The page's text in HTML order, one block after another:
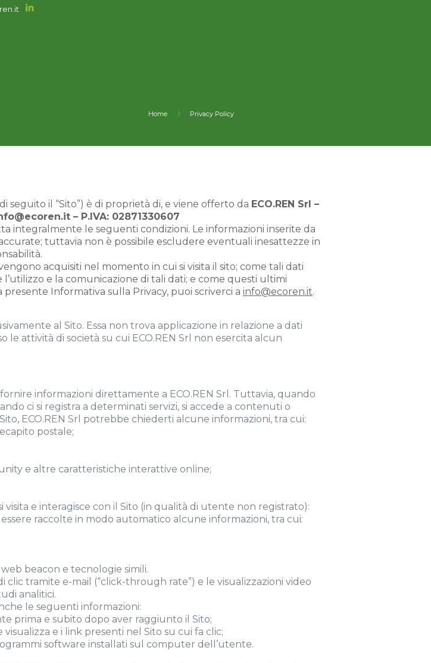
Home Privacy Policy
il “Sito”) è di proprietà di, e viene offerto da ECO.REN Srl –
– P.IVA: 02871330607
integralmente le seguenti condizioni. Le informazioni inserite da
tuttavia non è possibile escludere eventuali inesattezze in
acquisiti nel momento in cui si visita il sito; come tali dati
e la comunicazione di tali dati; e come questi ultimi
Informativa sulla Privacy, puoi scriverci ainfo@ecoren.it.
al Sito. Essa non trova applicazione in relazione a dati
le attività di società su cui ECO.REN Srl non esercita alcun
informazioni direttamente a ECO.REN Srl. Tuttavia, quando
ci si registra a determinati servizi, si accede a contenuti o
ECO.REN Srl potrebbe chiederti alcune informazioni, tra cui:
postale;
e altre caratteristiche interattive online;
e interagisce con il Sito (in qualità di utente non registrato):
raccolte in modo automatico alcune informazioni, tra cui:
beacon e tecnologie simili.
clic tramite e-mail (“click-through rate”) e le visualizzazioni video
analitici.
le seguenti informazioni:
prima e subito dopo aver raggiunto il Sito;
e i link presenti nel Sito su cui fa clic;
software installati sul computer dell’utente.